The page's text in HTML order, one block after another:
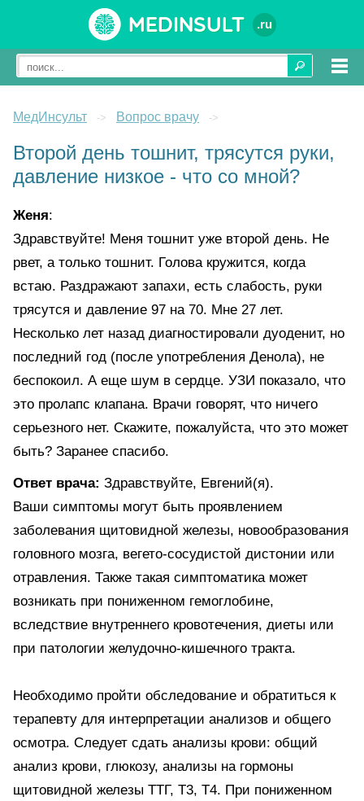
Medinsult .ru
МедИнсульт -> Вопрос врачу ->
Второй день тошнит, трясутся руки,
давление низкое - что со мной?
Женя:
Здравствуйте! Меня тошнит уже второй день. Не
рвет, а только тошнит. Голова кружится, когда
встаю. Раздражают запахи, есть слабость, руки
трясутся и давление 97 на 70. Мне 27 лет.
Несколько лет назад диагностировали дуоденит, но
последний год (после употребления Денола), не
беспокоил. А еще шум в сердце. УЗИ показало, что
это пролапс клапана. Врачи говорят, что ничего
серьезного нет. Скажите, пожалуйста, что это может
быть? Заранее спасибо.
Ответ врача: Здравствуйте, Евгений(я).
Ваши симптомы могут быть проявлением
заболевания щитовидной железы, новообразования
головного мозга, вегето-сосудистой дистонии или
отравления. Также такая симптоматика может
возникать при пониженном гемоглобине,
вследствие внутреннего кровотечения, диеты или
при патологии желудочно-кишечного тракта.
Необходимо пройти обследование и обратиться к
терапевту для интерпретации анализов и общего
осмотра. Следует сдать анализы крови: общий
анализ крови, глюкозу, анализы на гормоны
щитовидной железы ТТГ, Т3, Т4. При пониженном